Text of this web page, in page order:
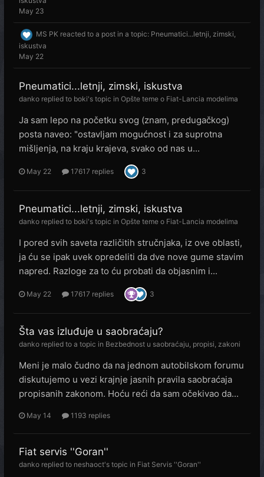
May 23
MS PK reacted to a post in a topic: Pneumatici...letnji, zimski,
iskustva
May 22
Pneumatici...letnji, zimski, iskustva
danko replied to boki's topic in Opšte teme o Fiat-Lancia modelima
Ja sam lepo na početku svog (znam, predugačkog)
posta naveo: "ostavljam mogućnost i za suprotna
mišljenja, na kraju krajeva, svako od nas u...
May 22 17617 replies 3
Pneumatici...letnji, zimski, iskustva
danko replied to boki's topic in Opšte teme o Fiat-Lancia modelima
I pored svih saveta različitih stručnjaka, iz ove oblasti,
ja ću se ipak uvek opredeliti da dve nove gume stavim
napred. Razloge za to ću probati da objasnim i...
May 22 17617 replies 3
Šta vas izluđuje u saobraćaju?
danko replied to a topic in Bezbednost u saobraćaju, propisi, zakoni
Meni je malo čudno da na jednom autobilskom forumu
diskutujemo u vezi krajnje jasnih pravila saobraćaja
propisanih zakonom. Hoću reći da sam očekivao da...
May 14 1193 replies
Fiat servis ''Goran''
danko replied to neshaoct's topic in Fiat Servis ''Goran''